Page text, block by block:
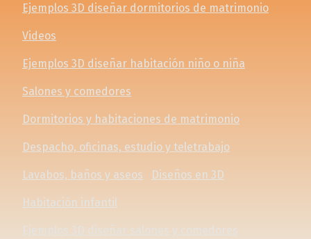
Ejemplos 3D diseñar dormitorios de matrimonio
Videos
Ejemplos 3D diseñar habitación niño o niña
Salones y comedores
Dormitorios y habitaciones de matrimonio
Despacho, oficinas, estudio y teletrabajo
Lavabos, baños y aseos Diseños en 3D
Habitación infantil
Ejemplos 3D diseñar salones y comedores